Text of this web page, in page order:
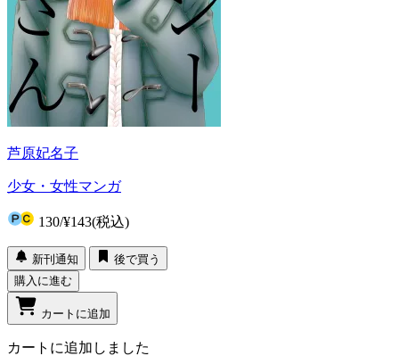
芦原妃名子
少女・女性マンガ
130/¥143(税込)
新刊通知
後で買う
購入に進む
カートに追加
カートに追加しました